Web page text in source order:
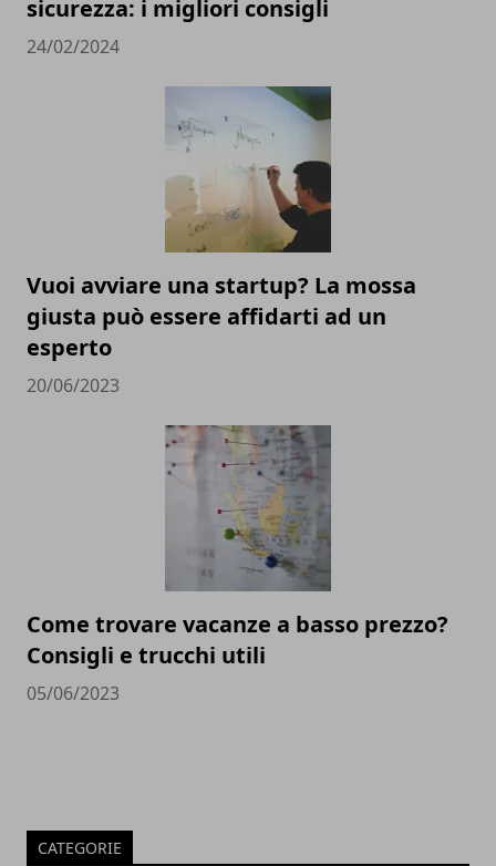
sicurezza: i migliori consigli
24/02/2024
Vuoi avviare una startup? La mossa
giusta può essere affidarti ad un
esperto
20/06/2023
Come trovare vacanze a basso prezzo?
Consigli e trucchi utili
05/06/2023
CATEGORIE